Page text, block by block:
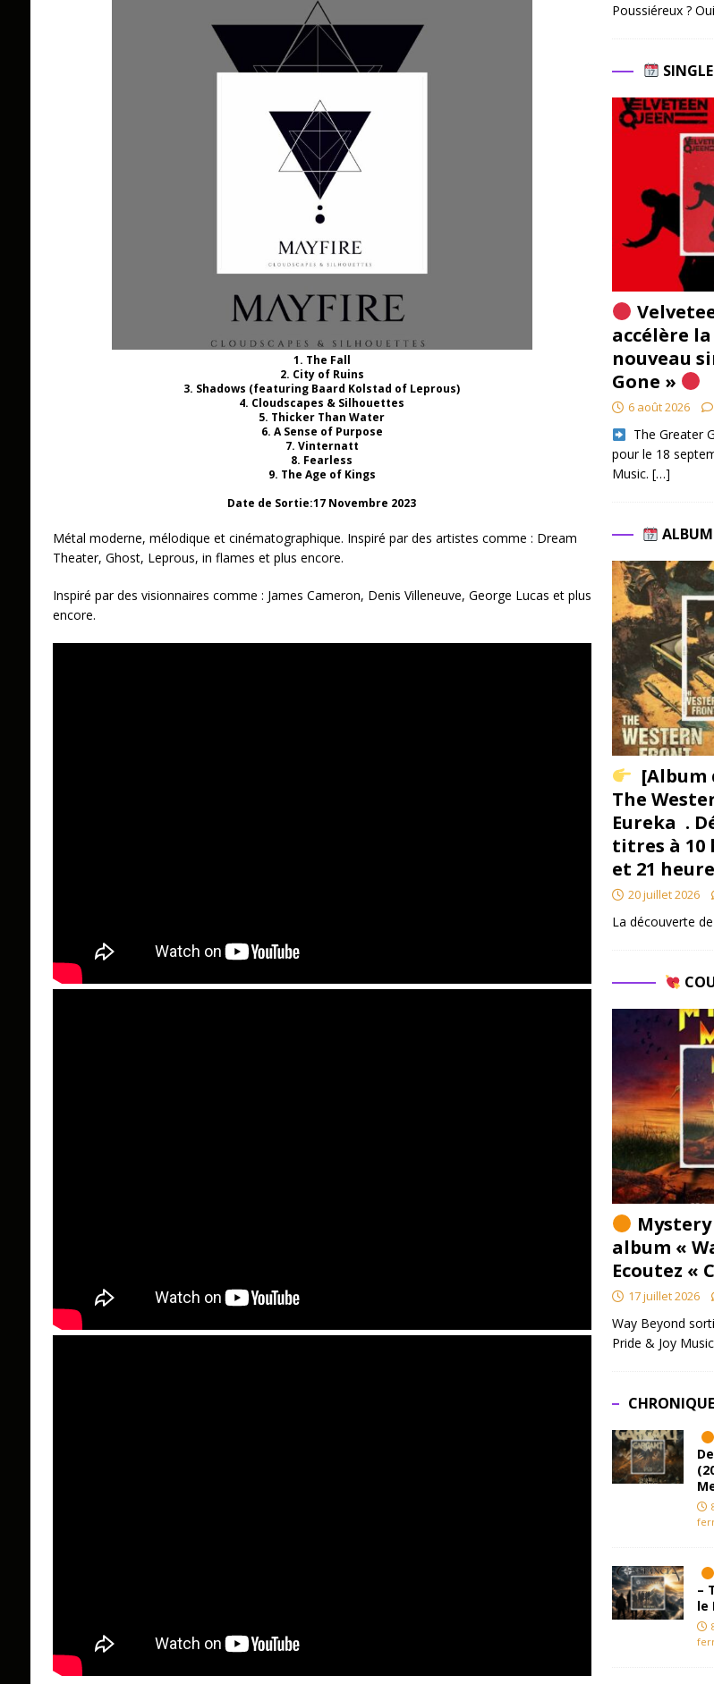
1. The Fall
2. City of Ruins
3. Shadows (featuring Baard Kolstad of Leprous)
4. Cloudscapes & Silhouettes
5. Thicker Than Water
6. A Sense of Purpose
7. Vinternatt
8. Fearless
9. The Age of Kings
Date de Sortie:17 Novembre 2023
Métal moderne, mélodique et cinématographique. Inspiré par des artistes comme : Dream
Theater, Ghost, Leprous, in flames et plus encore.
Inspiré par des visionnaires comme : James Cameron, Denis Villeneuve, George Lucas et plus
encore.
Poussiéreux ?
accélère
nouveau
Gone »
6 août 2026
The Greater
pour le 18
Music. […]
[Album
The
Eureka .
titres à 10
et 21
20 juillet 2026
La découverte
album «
Ecoutez «
17 juillet 2026
Way Beyond
Pride & Joy
–
le